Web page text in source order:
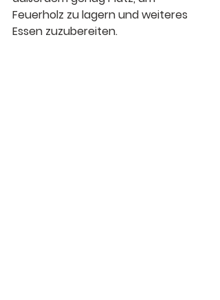
Feuerholz zu lagern und weiteres
Essen zuzubereiten.